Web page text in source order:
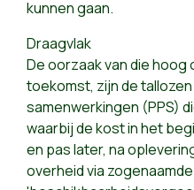
kunnen gaan.
Draagvlak
De oorzaak van die
toekomst, zijn de
samenwerkingen (PPS)
waarbij de kost in het
en pas later, na
overheid via zogenaamde